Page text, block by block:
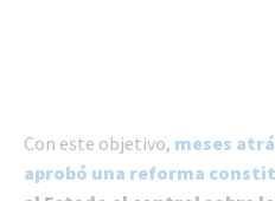
Con este objetivo, meses
aprobó una reforma